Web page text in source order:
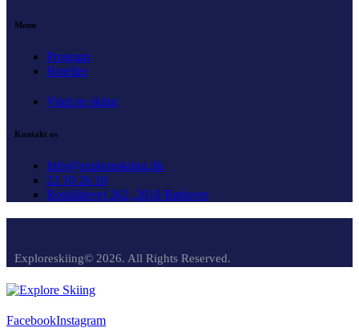
Menu
Program
Hoteller
Vind en skitur
Kontakt os
Info@exploreskiing.dk
22 10 26 10
Roskildevej 262, 2610 Rødovre
Exploreskiing© 2026. All Rights Reserved.
FacebookInstagram